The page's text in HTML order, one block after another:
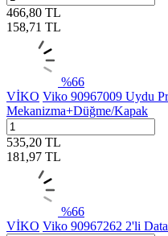
466,80 TL
158,71 TL
%66
VİKO Viko 90967009 Uydu
Mekanizma+Düğme/Kapak
535,20 TL
181,97 TL
%66
VİKO Viko 90967262 2'li